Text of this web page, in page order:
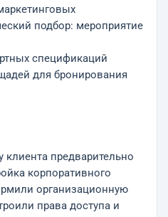
подбор: мероприятие
спецификаций
для бронирования
предварительно
корпоративного
организационную
права доступа и